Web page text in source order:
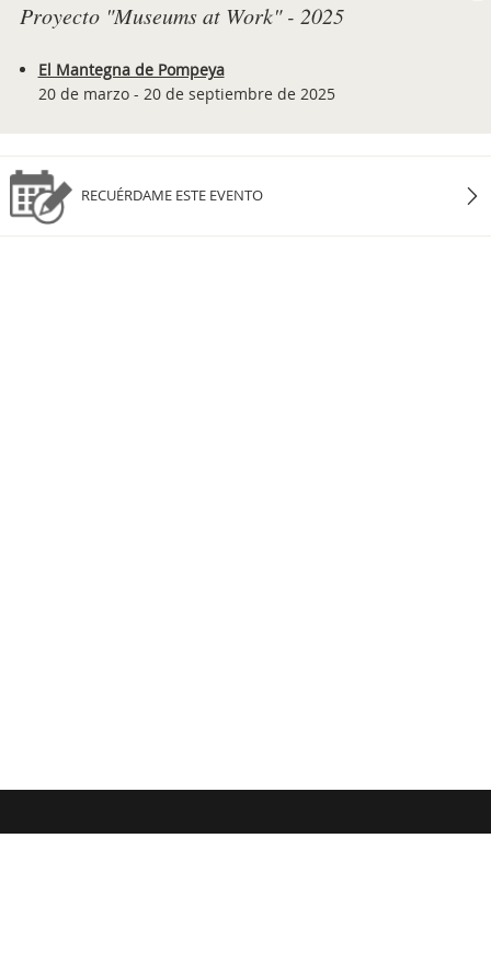
Proyecto "Museums at Work" - 2025
El Mantegna de Pompeya
20 de marzo - 20 de septiembre de 2025
RECUÉRDAME ESTE EVENTO